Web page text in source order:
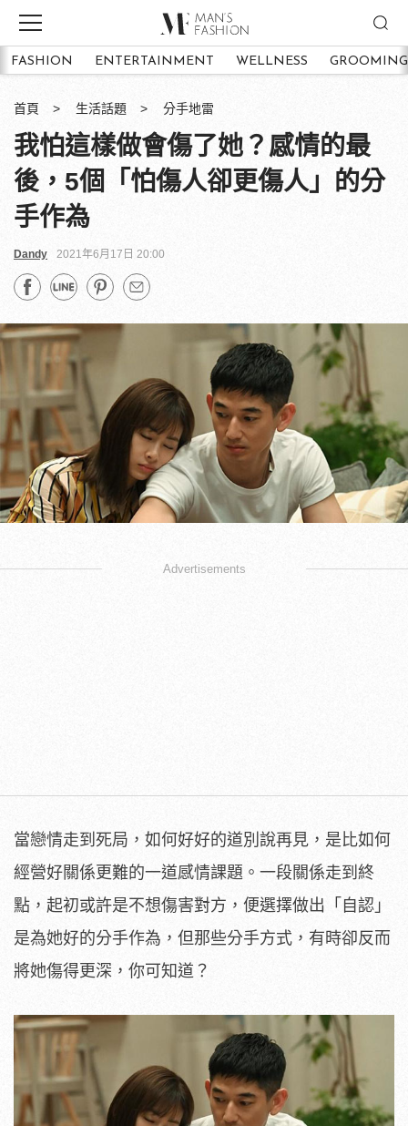
FASHION ENTERTAINMENT WELLNESS GROOMING
首頁 生活話題 分手地雷
我怕這樣做會傷了她？感情的最
後，5個「怕傷人卻更傷人」的分
手作為
Dandy 2021年6月17日 20:00
Advertisements
當戀情走到死局，如何好好的道別說再見，是比如何
經營好關係更難的一道感情課題。一段關係走到終
點，起初或許是不想傷害對方，便選擇做出「自認」
是為她好的分手作為，但那些分手方式，有時卻反而
將她傷得更深，你可知道？